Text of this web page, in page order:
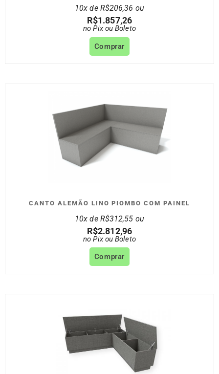
10x de R$206,36 ou
R$1.857,26
no Pix ou Boleto
Comprar
CANTO ALEMÃO LINO PIOMBO COM PAINEL
10x de R$312,55 ou
R$2.812,96
no Pix ou Boleto
Comprar